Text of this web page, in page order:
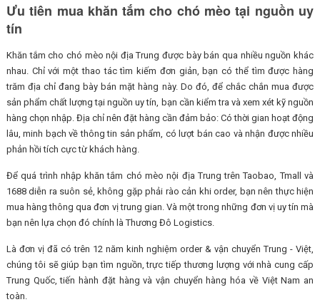
Ưu tiên mua khăn tắm cho chó mèo tại nguồn uy
tín
Khăn tắm cho chó mèo nội địa Trung được bày bán qua nhiều nguồn khác
nhau. Chỉ với một thao tác tìm kiếm đơn giản, bạn có thể tìm được hàng
trăm địa chỉ đang bày bán mặt hàng này. Do đó, để chắc chắn mua được
sản phẩm chất lượng tại nguồn uy tín, bạn cần kiểm tra và xem xét kỹ nguồn
hàng chọn nhập. Địa chỉ nên đặt hàng cần đảm bảo: Có thời gian hoạt động
lâu, minh bạch về thông tin sản phẩm, có lượt bán cao và nhận được nhiều
phản hồi tích cực từ khách hàng.
Để quá trình nhập khăn tắm chó mèo nội địa Trung trên Taobao, Tmall và
1688 diễn ra suôn sẻ, không gặp phải rào cản khi order, bạn nên thực hiện
mua hàng thông qua đơn vị trung gian. Và một trong những đơn vị uy tín mà
bạn nên lựa chọn đó chính là Thương Đô Logistics.
Là đơn vị đã có trên 12 năm kinh nghiệm order & vận chuyển Trung - Việt,
chúng tôi sẽ giúp bạn tìm nguồn, trực tiếp thương lượng với nhà cung cấp
Trung Quốc, tiến hành đặt hàng và vận chuyển hàng hóa về Việt Nam an
toàn.